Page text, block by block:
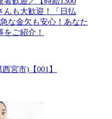
んも大歓迎！「日払
な金欠も安心！あなた
ご紹介！
宮市)【001】